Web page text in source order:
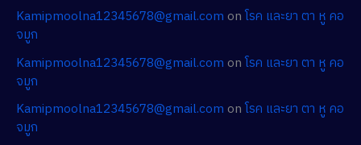
Kamipmoolna12345678@gmail.com onโรค และยา ตา หู คอ
จมูก
Kamipmoolna12345678@gmail.com onโรค และยา ตา หู คอ
จมูก
Kamipmoolna12345678@gmail.com onโรค และยา ตา หู คอ
จมูก